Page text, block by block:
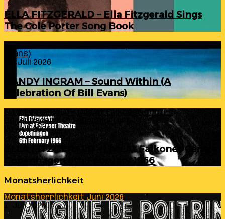
ELLA FITZGERALD – Ella Fitzgerald Sings
The Cole Porter Song Book
Evans)
24. Juli 2026
RANDY INGRAM – Sound Within (A
Celebration Of Bill Evans)
ELLA FITZGERALD – Live At Falkoner Centre
Copenhagen 6th February 1966
23. Juli 2026
ELLA FITZGERALD – Live At Falkoner Centre
Copenhagen 6th February 1966
Monatsherlichkeit
Monatsherrlichkeit Juni 2026
1. Juli 2026